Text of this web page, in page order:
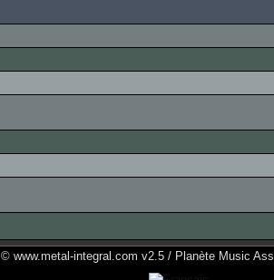
© www.metal-integral.com v2.5 / Planète Music